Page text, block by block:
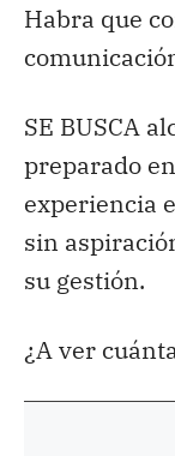
Habra que
SE BUSCA
preparado
experiencia
sin
su gestión.
¿A ver